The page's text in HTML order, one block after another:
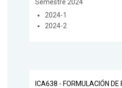
Semestre 2024
2024-1
2024-2
ICA638 - FORMULACIÓN DE